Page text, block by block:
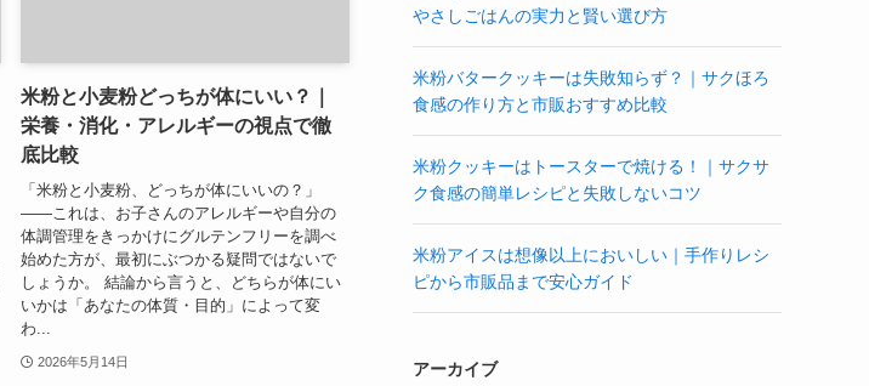
米粉と小麦粉どっちが体にいい？｜
栄養・消化・アレルギーの視点で徹
底比較
「米粉と小麦粉、どっちが体にいいの？」
――これは、お子さんのアレルギーや自分の
体調管理をきっかけにグルテンフリーを調べ
始めた方が、最初にぶつかる疑問ではないで
しょうか。 結論から言うと、どちらが体にい
いかは「あなたの体質・目的」によって変
わ...
2026年5月14日
やさしごはんの実力と賢い選び方
米粉バタークッキーは失敗知らず？｜サクほろ
食感の作り方と市販おすすめ比較
米粉クッキーはトースターで焼ける！｜サクサ
ク食感の簡単レシピと失敗しないコツ
米粉アイスは想像以上においしい｜手作りレシ
ピから市販品まで安心ガイド
アーカイブ